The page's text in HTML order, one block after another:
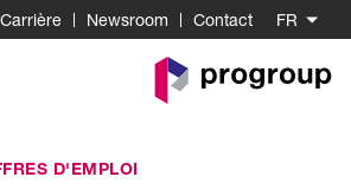
Carrière Newsroom Contact FR
Go
to
D'EMPLOI